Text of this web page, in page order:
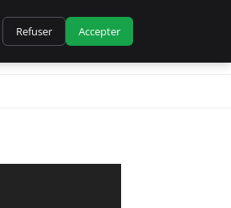
Refuser Accepter